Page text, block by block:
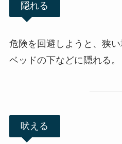
隠れる
危険を回避しようと、狭い
ベッドの下などに隠れる。
吠える